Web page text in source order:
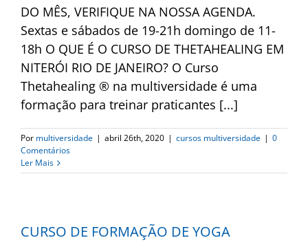
DO MÊS, VERIFIQUE NA NOSSA AGENDA.
Sextas e sábados de 19-21h domingo de 11-
18h O QUE É O CURSO DE THETAHEALING EM
NITERÓI RIO DE JANEIRO? O Curso
Thetahealing ® na multiversidade é uma
formação para treinar praticantes [...]
Por multiversidade | abril 26th, 2020 | cursos multiversidade | 0
Comentários
Ler Mais
CURSO DE FORMAÇÃO DE YOGA